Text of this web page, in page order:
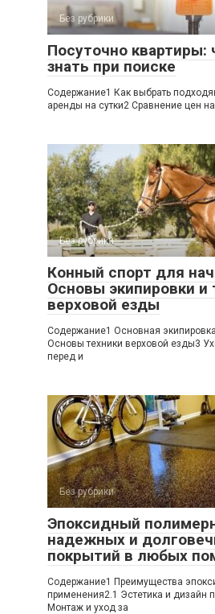
Без рубрики
Посуточно квартиры:
знать при поиске
Содержание1 Как выбрать
аренды на сутки2 Сравнение цен
Без рубрики
Конный спорт для
Основы экипировки и
верховой езды
Содержание1 Основная
Основы техники верховой езды3
перед и
Без рубрики
Эпоксидный
надежных и
покрытий в любых
Содержание1 Преимущества
применения2.1 Эстетика и дизайн
Монтаж и уход за